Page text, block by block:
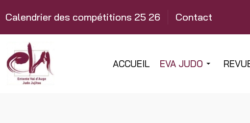
Calendrier des compétitions 25 26 Contact
ACCUEIL EVA JUDO